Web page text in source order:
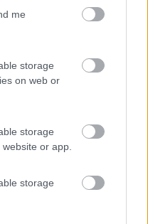
me
storage
on web or
storage
or app.
storage